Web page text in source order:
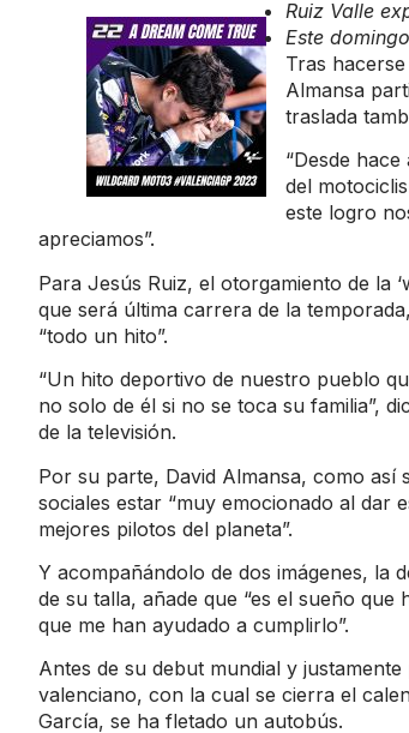
Ruiz Valle
Este
Tras
Almansa
traslada
“Desde
del
este logro
apreciamos”.
Para Jesús Ruiz, el otorgamiento de la
que será última carrera de la
“todo un hito”.
“Un hito deportivo de nuestro pueblo
no solo de él si no se toca su familia”,
de la televisión.
Por su parte, David Almansa, como así
sociales estar “muy emocionado al dar
mejores pilotos del planeta”.
Y acompañándolo de dos imágenes, la
de su talla, añade que “es el sueño
que me han ayudado a cumplirlo”.
Antes de su debut mundial y
valenciano, con la cual se cierra el
García, se ha fletado un autobús.